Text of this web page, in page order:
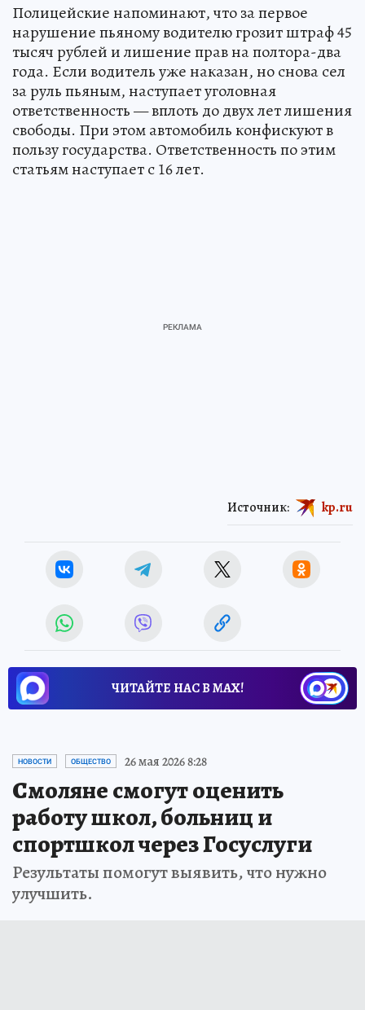
Полицейские напоминают, что за первое
нарушение пьяному водителю грозит штраф 45
тысяч рублей и лишение прав на полтора-два
года. Если водитель уже наказан, но снова сел
за руль пьяным, наступает уголовная
ответственность — вплоть до двух лет лишения
свободы. При этом автомобиль конфискуют в
пользу государства. Ответственность по этим
статьям наступает с 16 лет.
Источник: kp.ru
ЧИТАЙТЕ НАС В МАХ!
НОВОСТИ ОБЩЕСТВО 26 мая 2026 8:28
Смоляне смогут оценить
работу школ, больниц и
спортшкол через Госуслуги
Результаты помогут выявить, что нужно
улучшить.